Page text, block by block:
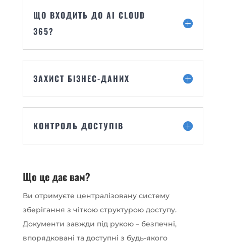
ЩО ВХОДИТЬ ДО AI CLOUD
365?
ЗАХИСТ БІЗНЕС-ДАНИХ
КОНТРОЛЬ ДОСТУПІВ
Що це дає вам?
Ви отримуєте централізовану систему
зберігання з чіткою структурою доступу.
Документи завжди під рукою – безпечні,
впорядковані та доступні з будь-якого